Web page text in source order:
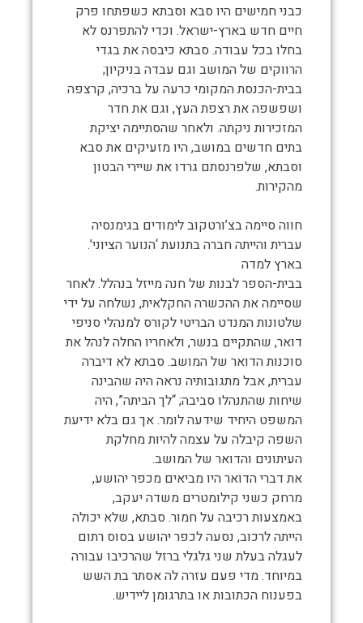
כבני חמישים היו סבא וסבתא כשפתחו פרק
חיים חדש בארץ-ישראל. וכדי להתפרנס לא
בחלו בכל עבודה. סבתא כיבסה את בגדי
הרווקים של המושב וגם עבדה בניקיון;
בבית-הכנסת המקומי כרעה על ברכיה, קרצפה
ושפשפה את רצפת העץ, וגם את חדר
המזכירות ניקתה. ולאחר שהסתיימה יציקת
בתים חדשים במושב, היו מזעיקים את סבא
וסבתא, שלפרנסתם גרדו את שיירי הבטון
מהקירות.
חווה סיימה בצ’ורטקוב לימודים בגימנסיה
עברית והייתה חברה בתנועת ‘הנוער הציוני’.
בארץ למדה
בבית-הספר לבנות של חנה מייזל בנהלל. לאחר
שסיימה את ההכשרה החקלאית, נשלחה על ידי
שלטונות המנדט הבריטי לקורס למנהלי סניפי
דואר, שהתקיים בנשר, ולאחריו החלה לנהל את
סוכנות הדואר של המושב. סבתא לא דיברה
עברית, אבל מתגובותיה נראה היה שהבינה
שיחות שהתנהלו סביבה; “לך הביתה”, היה
המשפט היחיד שידעה לומר. אך גם בלא ידיעת
השפה קיבלה על עצמה להיות מחלקת
העיתונים והדואר של המושב.
את דברי הדואר היו מביאים מכפר יהושע,
מרחק כשני קילומטרים משדה יעקב,
באמצעות רכיבה על חמור. סבתא, שלא יכולה
הייתה לרכוב, נסעה לכפר יהושע בסוס רתום
לעגלה בעלת שני גלגלי ברזל שהרכיבו עבורה
במיוחד. מדי פעם עזרה לה אסתר בת השש
בפענוח הכתובות או בתרגומן ליידיש.